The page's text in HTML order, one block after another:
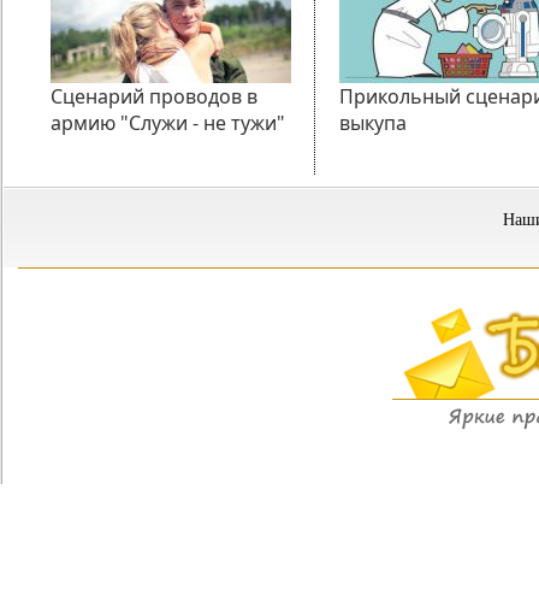
Сценарий проводов в
армию "Служи - не тужи"
Прикольный
выкупа